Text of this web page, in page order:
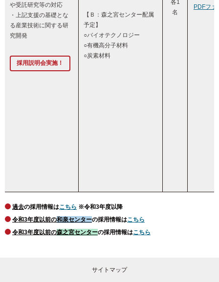
や受託研究等の対応
・上記支援の基礎とな
る産業技術に関する研
究開発
採用説明会実施！
【Ｂ：森之宮センター配属
予定】
○バイオテクノロジー
○有機高分子材料
○炭素材料
各1
名
PDFファ
過去の採用情報はこちら ※令和3年度以降
令和3年度以前の和泉センターの採用情報はこちら
令和3年度以前の森之宮センターの採用情報はこちら
サイトマップ